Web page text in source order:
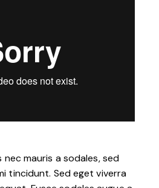
nec mauris a sodales, sed
tincidunt. Sed eget viverra